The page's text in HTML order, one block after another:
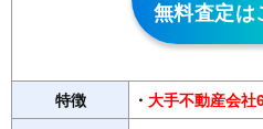
無料査定は
特徴 ・ 大手不動産会社